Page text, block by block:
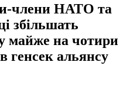
члени НАТО та
збільшать
майже на чотири
генсек альянсу